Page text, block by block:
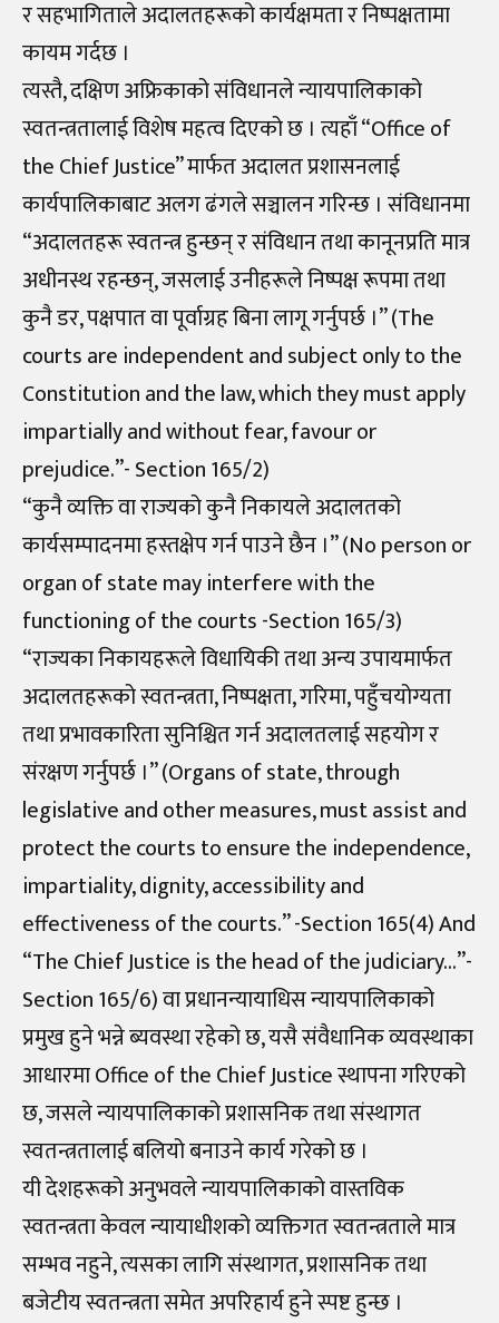
र सहभागिताले अदालतहरूको कार्यक्षमता र निष्पक्षतामा
कायम गर्दछ ।
त्यस्तै, दक्षिण अफ्रिकाको संविधानले न्यायपालिकाको
स्वतन्त्रतालाई विशेष महत्व दिएको छ । त्यहाँ “Office of
the Chief Justice” मार्फत अदालत प्रशासनलाई
कार्यपालिकाबाट अलग ढंगले सञ्चालन गरिन्छ । संविधानमा
“अदालतहरू स्वतन्त्र हुन्छन् र संविधान तथा कानूनप्रति मात्र
अधीनस्थ रहन्छन्, जसलाई उनीहरूले निष्पक्ष रूपमा तथा
कुनै डर, पक्षपात वा पूर्वाग्रह बिना लागू गर्नुपर्छ ।” (The
courts are independent and subject only to the
Constitution and the law, which they must apply
impartially and without fear, favour or
prejudice.”- Section 165/2)
“कुनै व्यक्ति वा राज्यको कुनै निकायले अदालतको
कार्यसम्पादनमा हस्तक्षेप गर्न पाउने छैन ।” (No person or
organ of state may interfere with the
functioning of the courts -Section 165/3)
“राज्यका निकायहरूले विधायिकी तथा अन्य उपायमार्फत
अदालतहरूको स्वतन्त्रता, निष्पक्षता, गरिमा, पहुँचयोग्यता
तथा प्रभावकारिता सुनिश्चित गर्न अदालतलाई सहयोग र
संरक्षण गर्नुपर्छ ।” (Organs of state, through
legislative and other measures, must assist and
protect the courts to ensure the independence,
impartiality, dignity, accessibility and
effectiveness of the courts.” -Section 165(4) And
“The Chief Justice is the head of the judiciary…”-
Section 165/6) वा प्रधानन्यायाधिस न्यायपालिकाको
प्रमुख हुने भन्ने ब्यवस्था रहेको छ, यसै संवैधानिक व्यवस्थाका
आधारमा Office of the Chief Justice स्थापना गरिएको
छ, जसले न्यायपालिकाको प्रशासनिक तथा संस्थागत
स्वतन्त्रतालाई बलियो बनाउने कार्य गरेको छ ।
यी देशहरूको अनुभवले न्यायपालिकाको वास्तविक
स्वतन्त्रता केवल न्यायाधीशको व्यक्तिगत स्वतन्त्रताले मात्र
सम्भव नहुने, त्यसका लागि संस्थागत, प्रशासनिक तथा
बजेटीय स्वतन्त्रता समेत अपरिहार्य हुने स्पष्ट हुन्छ ।